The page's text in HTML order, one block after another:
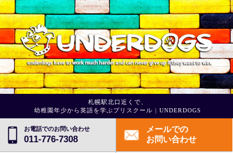
札幌駅北口近くで、
幼稚園年少から英語を学ぶプリスクール | UNDERDOGS
お電話でのお問い合わせ
011-776-7308
メールでの
お問い合わせ